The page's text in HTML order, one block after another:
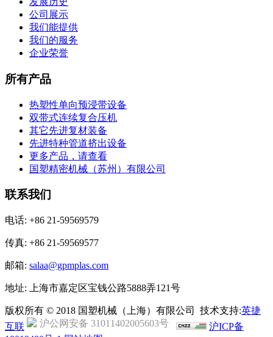
公司展示
我们能提供
我们的服务
企业荣誉
所有产品
热塑性单向预浸带设备
双带式连续复合压机
其它先进复材装备
先进特种管道挤出设备
更多产品，请查看
国塑精密机械（苏州）有限公司
联系我们
电话: +86 21-59569579
传真: +86 21-59569577
邮箱: salaa@gpmplas.com
地址: 上海市嘉定区宝钱公路5888弄121号
版权所有 © 2018 国塑机械（上海）有限公司 技术支持:英捷
互联
沪公网安备 31011402005603号
沪ICP备